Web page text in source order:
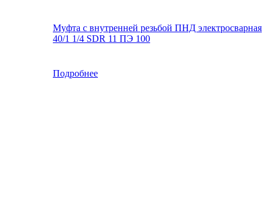
Муфта с внутренней резьбой ПНД электросварная
40/1 1/4 SDR 11 ПЭ 100
Подробнее